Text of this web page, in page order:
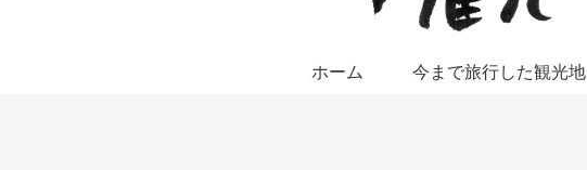
ホーム 今まで旅行した観光地